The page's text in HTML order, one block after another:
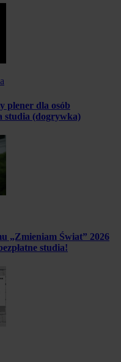
plener dla osób
studia (dogrywka)
„Zmieniam Świat” 2026
studia!